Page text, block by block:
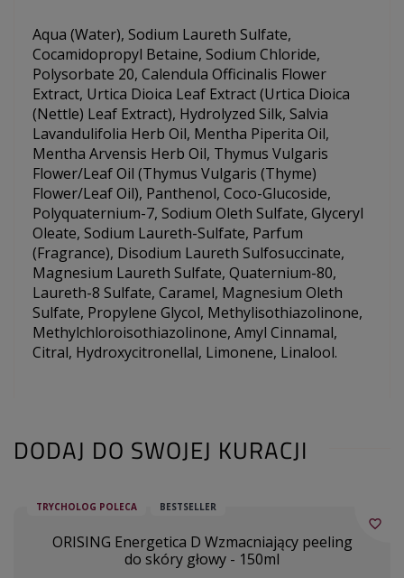
Aqua (Water), Sodium Laureth Sulfate,
Cocamidopropyl Betaine, Sodium Chloride,
Polysorbate 20, Calendula Officinalis Flower
Extract, Urtica Dioica Leaf Extract (Urtica Dioica
(Nettle) Leaf Extract), Hydrolyzed Silk, Salvia
Lavandulifolia Herb Oil, Mentha Piperita Oil,
Mentha Arvensis Herb Oil, Thymus Vulgaris
Flower/Leaf Oil (Thymus Vulgaris (Thyme)
Flower/Leaf Oil), Panthenol, Coco-Glucoside,
Polyquaternium-7, Sodium Oleth Sulfate, Glyceryl
Oleate, Sodium Laureth-Sulfate, Parfum
(Fragrance), Disodium Laureth Sulfosuccinate,
Magnesium Laureth Sulfate, Quaternium-80,
Laureth-8 Sulfate, Caramel, Magnesium Oleth
Sulfate, Propylene Glycol, Methylisothiazolinone,
Methylchloroisothiazolinone, Amyl Cinnamal,
Citral, Hydroxycitronellal, Limonene, Linalool.
DODAJ DO SWOJEJ KURACJI
TRYCHOLOG POLECA BESTSELLER
ORISING Energetica D Wzmacniający peeling
do skóry głowy - 150ml
favorite_border